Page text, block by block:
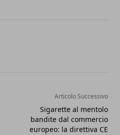
Articolo Successivo
Sigarette al mentolo
bandite dal commercio
europeo: la direttiva CE